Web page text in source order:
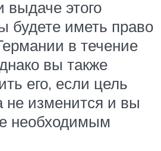
этого
будете иметь право
в течение
вы также
его, если цель
не изменится и вы
необходимым